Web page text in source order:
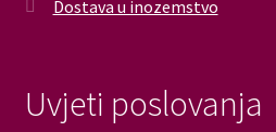
Dostava u inozemstvo
Uvjeti poslovanja